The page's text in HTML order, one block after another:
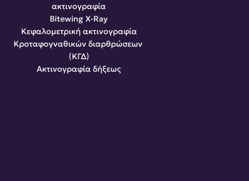
ακτινογραφία
Bitewing X-Ray
Κεφαλομετρική ακτινογραφία
Κροταφογναθικών διαρθρώσεων
(ΚΓΔ)
Ακτινογραφία δήξεως